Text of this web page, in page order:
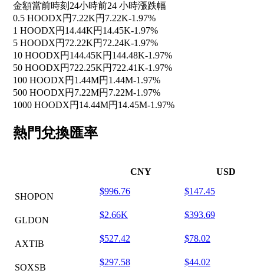
金額當前時刻 24小時前24 小時漲跌幅
0.5 HOODX円7.22K円7.22K-1.97%
1 HOODX円14.44K円14.45K-1.97%
5 HOODX円72.22K円72.24K-1.97%
10 HOODX円144.45K円144.48K-1.97%
50 HOODX円722.25K円722.41K-1.97%
100 HOODX円1.44M円1.44M-1.97%
500 HOODX円7.22M円7.22M-1.97%
1000 HOODX円14.44M円14.45M-1.97%
熱門兌換匯率
CNY USD
SHOPON
$996.76 $147.45
GLDON
$2.66K $393.69
AXTIB
$527.42 $78.02
SOXSB
$297.58 $44.02